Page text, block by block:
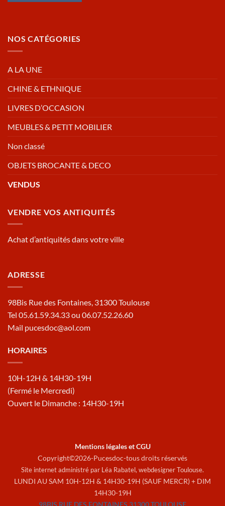
NOS CATÉGORIES
A LA UNE
CHINE & ETHNIQUE
LIVRES D’OCCASION
MEUBLES & PETIT MOBILIER
Non classé
OBJETS BROCANTE & DECO
VENDUS
VENDRE VOS ANTIQUITÉS
Achat d’antiquités dans votre ville
ADRESSE
98Bis Rue des Fontaines, 31300 Toulouse
Tel 05.61.59.34.33 ou 06.07.52.26.60
Mail pucesdoc@aol.com
HORAIRES
10H-12H & 14H30-19H
(Fermé le Mercredi)
Ouvert le Dimanche : 14H30-19H
Mentions légales et CGU
Copyright©2026-Pucesdoc-tous droits réservés
Site internet administré par Léa Rabatel, webdesigner Toulouse.
LUNDI AU SAM 10H-12H & 14H30-19H (SAUF MERCR) + DIM
14H30-19H